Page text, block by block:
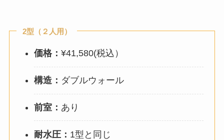
2型（２人用）
価格：¥41,580(税込）
構造： ダブルウォール
前室： あり
耐水圧： 1型と同じ